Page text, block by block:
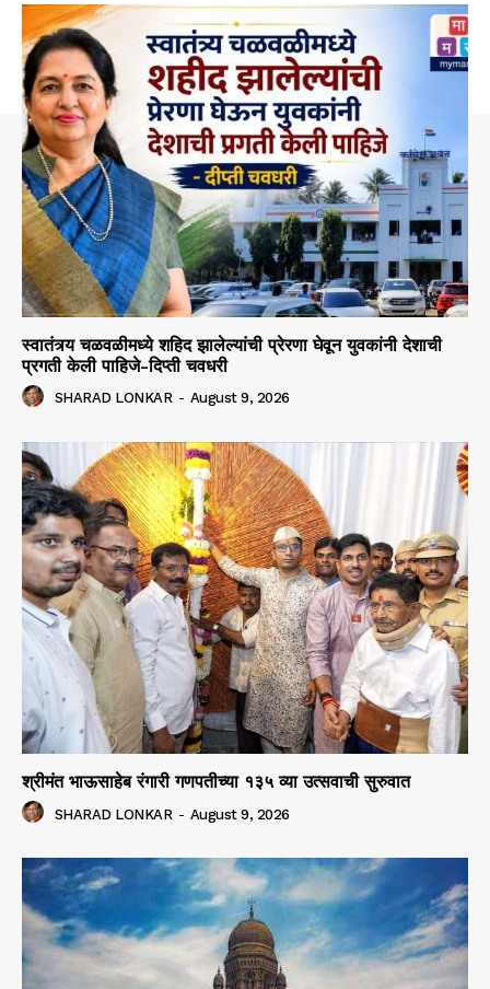
स्वातंत्र्य चळवळीमध्ये शहिद झालेल्यांची प्रेरणा घेवून युवकांनी देशाची
प्रगती केली पाहिजे-दिप्ती चवधरी
SHARAD LONKAR - August 9, 2026
श्रीमंत भाऊसाहेब रंगारी गणपतीच्या १३५ व्या उत्सवाची सुरुवात
SHARAD LONKAR - August 9, 2026